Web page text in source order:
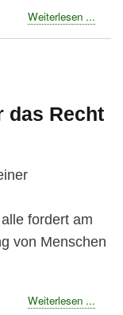
Weiterlesen ...
NRW
das Recht
fordert am
von Menschen
Weiterlesen ...